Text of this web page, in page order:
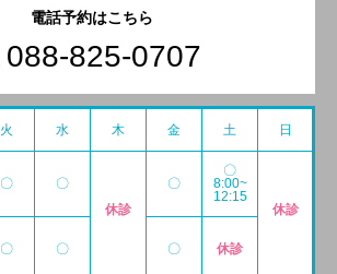
電話予約はこちら
088-825-0707
火 水 木 金 土 日
〇
〇
休診
〇
〇
8:00~
12:15
休診
〇 〇 〇 休診